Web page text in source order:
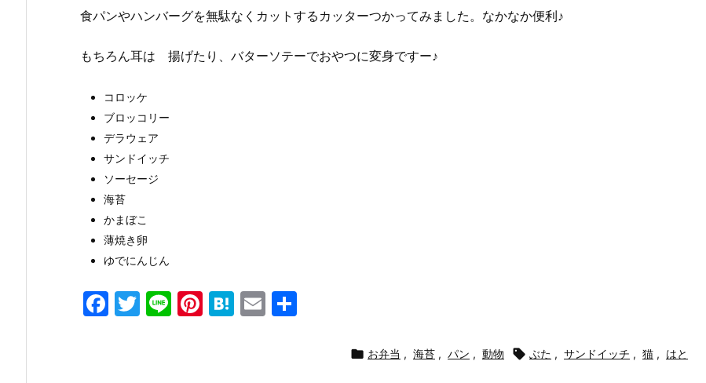
食パンやハンバーグを無駄なくカットするカッターつかってみました。なかなか便利♪
もちろん耳は 揚げたり、バターソテーでおやつに変身ですー♪
コロッケ
ブロッコリー
デラウェア
サンドイッチ
ソーセージ
海苔
かまぼこ
薄焼き卵
ゆでにんじん
F
T
Li Pi H
E
 お弁当 , 海苔 , パン , 動物  ぶた , サンドイッチ , 猫 , はと